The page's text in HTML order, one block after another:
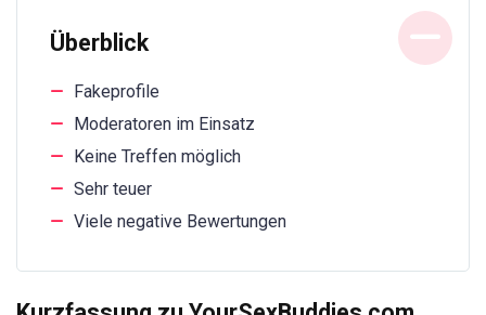
Überblick
Fakeprofile
Moderatoren im Einsatz
Keine Treffen möglich
Sehr teuer
Viele negative Bewertungen